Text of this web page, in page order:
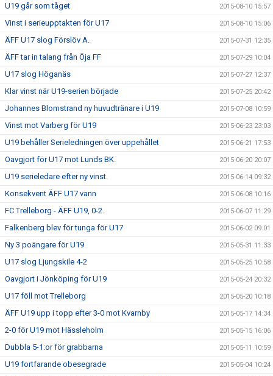
U19 går som tåget 2015-08-10 15:57
Vinst i serieupptakten för U17 2015-08-10 15:06
ÄFF U17 slog Förslöv A. 2015-07-31 12:35
ÄFF tar in talang från Öja FF 2015-07-29 10:04
U17 slog Höganäs 2015-07-27 12:37
Klar vinst när U19-serien började 2015-07-25 20:42
Johannes Blomstrand ny huvudtränare i U19 2015-07-08 10:59
Vinst mot Varberg för U19 2015-06-23 23:03
U19 behåller Serieledningen över uppehållet 2015-06-21 17:53
Oavgjort för U17 mot Lunds BK. 2015-06-20 20:07
U19 serieledare efter ny vinst. 2015-06-14 09:32
Konsekvent ÄFF U17 vann 2015-06-08 10:16
FC Trelleborg - ÄFF U19, 0-2. 2015-06-07 11:29
Falkenberg blev för tunga för U17 2015-06-02 09:01
Ny 3 poängare för U19 2015-05-31 11:33
U17 slog Ljungskile 4-2 2015-05-25 10:58
Oavgjort i Jönköping för U19 2015-05-24 20:32
U17 föll mot Trelleborg 2015-05-20 10:18
ÄFF U19 upp i topp efter 3-0 mot Kvarnby 2015-05-17 14:34
2-0 för U19 mot Hässleholm 2015-05-15 16:06
Dubbla 5-1:or för grabbarna 2015-05-11 10:59
U19 fortfarande obesegrade 2015-05-04 10:24